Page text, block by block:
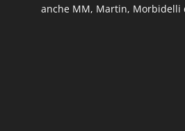
anche MM, Martin, Morbidelli